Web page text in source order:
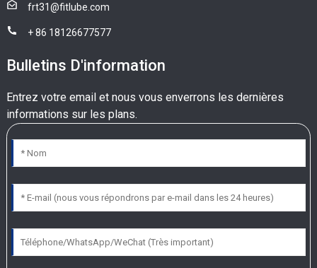
frt31@fitlube.com
+ 86 18126677577
Bulletins D'information
Entrez votre email et nous vous enverrons les dernières
informations sur les plans.